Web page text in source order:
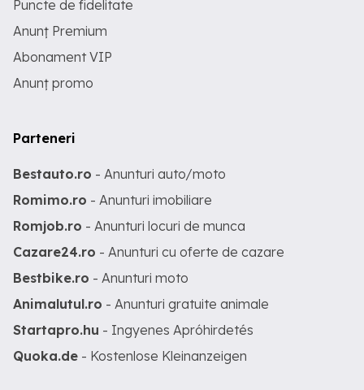
Puncte de fidelitate
Anunț Premium
Abonament VIP
Anunț promo
Parteneri
Bestauto.ro - Anunturi auto/moto
Romimo.ro - Anunturi imobiliare
Romjob.ro - Anunturi locuri de munca
Cazare24.ro - Anunturi cu oferte de cazare
Bestbike.ro - Anunturi moto
Animalutul.ro - Anunturi gratuite animale
Startapro.hu - Ingyenes Apróhirdetés
Quoka.de - Kostenlose Kleinanzeigen